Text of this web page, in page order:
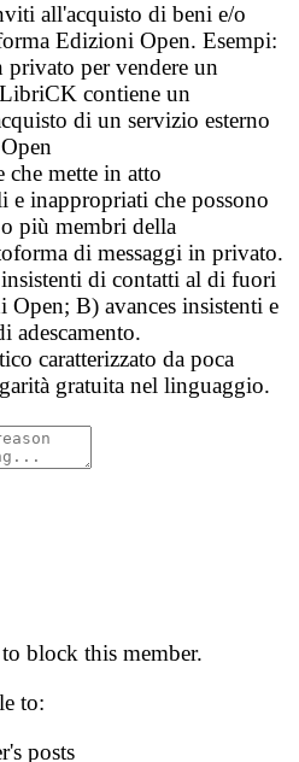
all'acquisto di beni e/o
Edizioni Open. Esempi:
per vendere un
contiene un
di un servizio esterno
che mette in atto
e inappropriati che possono
più membri della
di messaggi in privato.
di contatti al di fuori
B) avances insistenti e
adescamento.
caratterizzato da poca
gratuita nel linguaggio.
block this member.
to:
posts